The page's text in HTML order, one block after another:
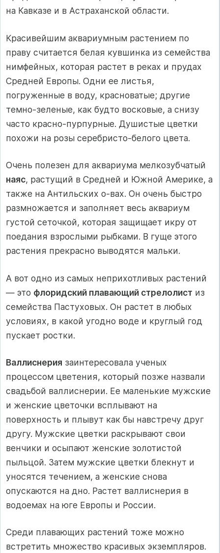
на Кавказе и в Астраханской области.
Красивейшим аквариумным растением по
праву считается белая кувшинка из семейства
нимфейных, которая растет в реках и прудах
Средней Европы. Одни ее листья,
погруженные в воду, красноватые; другие
темно-зеленые, как будто восковые, а снизу
часто красно-пурпурные. Душистые цветки
похожи на розы серебристо-белого цвета.
Очень полезен для аквариума мелкозубчатый
наяс, растущий в Средней и Южной Америке, а
также на Антильских о-вах. Он очень быстро
размножается и заполняет весь аквариум
густой сеточкой, которая защищает икру от
поедания взрослыми рыбками. В гуще этого
растения прекрасно выводятся мальки.
А вот одно из самых неприхотливых растений
— это флоридский плавающий стрелолист из
семейства Пастуховых. Он растет в любых
условиях, в какой угодно воде и круглый год
пускает ростки.
Валлиснерия заинтересовала ученых
процессом цветения, который позже назвали
свадьбой валлиснерии. Ее маленькие мужские
и женские цветочки всплывают на
поверхность и плывут как бы навстречу друг
другу. Мужские цветки раскрывают свои
венчики и осыпают женские золотистой
пыльцой. Затем мужские цветки блекнут и
уносятся течением, а женские снова
опускаются на дно. Растет валлиснерия в
водоемах на юге Европы и России.
Среди плавающих растений тоже можно
встретить множество красивых экземпляров.